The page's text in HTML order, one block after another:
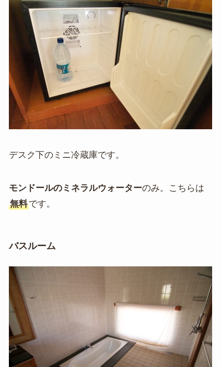
デスク下のミニ冷蔵庫です。
モンドールのミネラルウォーターのみ。こちらは
無料です。
バスルーム